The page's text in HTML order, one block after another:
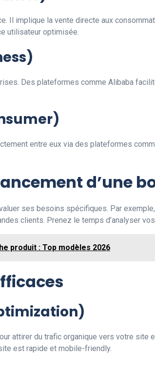
Il implique la vente directe aux
utilisateur optimisée.
Des plateformes comme Alibaba
entre eux via des plateformes
d’une
ses besoins spécifiques. Par
clients. Prenez le temps d’analyser
produit : Top modèles 2026
attirer du trafic organique vers votre
est rapide et mobile-friendly.